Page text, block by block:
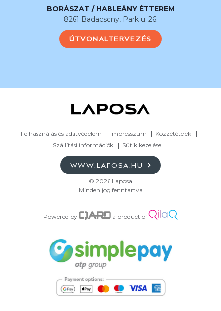
BORÁSZAT / HABLEÁNY ÉTTEREM
8261 Badacsony, Park u. 26.
ÚTVONALTERVEZÉS
Felhasználás és adatvédelem Impresszum
Közzétételek
Szállítási információk
Sütik kezelése
WWW.LAPOSA.HU
© 2026 Laposa
Minden jog fenntartva
Powered by a product of